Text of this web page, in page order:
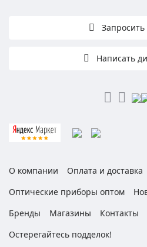
Запросить
Написать
О компании
Оплата и доставка
Оптические приборы оптом
Бренды
Магазины Контакты
Остерегайтесь подделок!